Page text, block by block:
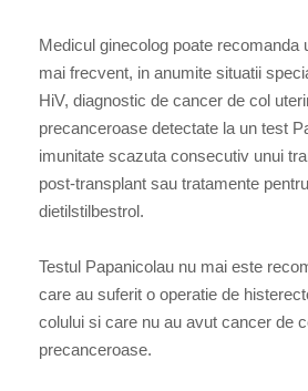
Medicul ginecolog poate recomanda
mai frecvent, in anumite situatii
HiV, diagnostic de cancer de col
precanceroase detectate la un test
imunitate scazuta consecutiv unui
post-transplant sau tratamente
dietilstilbestrol.
Testul Papanicolau nu mai este
care au suferit o operatie de
colului si care nu au avut cancer de
precanceroase.